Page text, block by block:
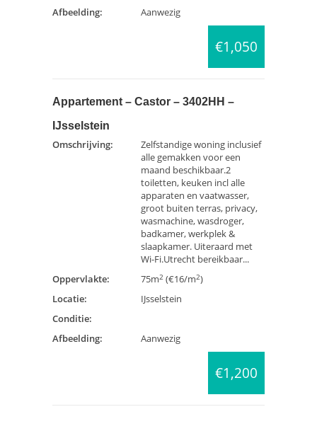
Afbeelding:
Aanwezig
€1,050
Appartement – Castor – 3402HH –
IJsselstein
Omschrijving:
Zelfstandige woning inclusief
alle gemakken voor een
maand beschikbaar.2
toiletten, keuken incl alle
apparaten en vaatwasser,
groot buiten terras, privacy,
wasmachine, wasdroger,
badkamer, werkplek &
slaapkamer. Uiteraard met
Wi-Fi.Utrecht bereikbaar...
Oppervlakte:
75m2 (€16/m2)
Locatie:
IJsselstein
Conditie:
Afbeelding:
Aanwezig
€1,200